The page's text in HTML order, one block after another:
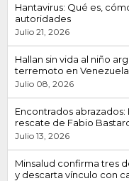
Hantavirus: Qué es,
autoridades
Julio 21, 2026
Hallan sin vida al niño
terremoto en Venezuela
Julio 08, 2026
Encontrados
rescate de Fabio
Julio 13, 2026
Minsalud confirma tres
y descarta vínculo con